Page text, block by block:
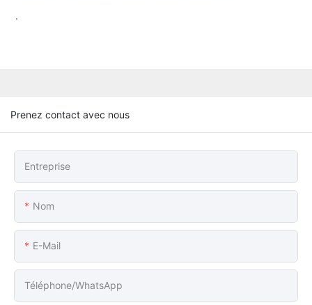
.
Prenez contact avec nous
Entreprise
Nom
E-Mail
Téléphone/WhatsApp